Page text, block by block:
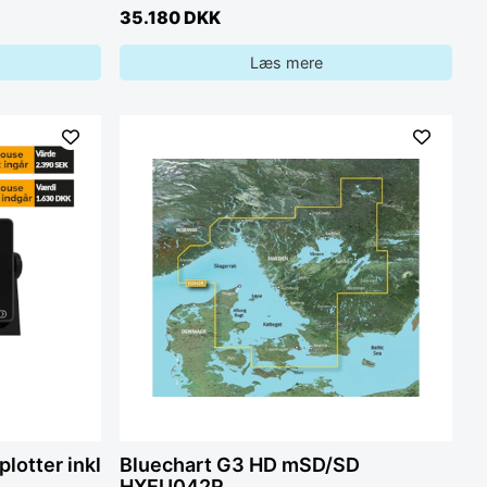
35.180 DKK
Læs mere
inkl
Bluechart G3 HD mSD/SD